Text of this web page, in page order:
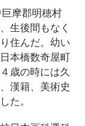
摩郡明穂村
生後間もなく
住んだ。幼い
本橋数奇屋町
歳の時には久
漢籍、美術史
た。